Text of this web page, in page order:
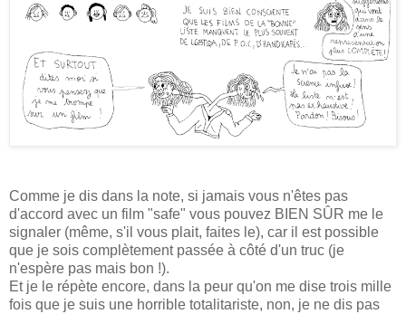
Comme je dis dans la note, si jamais vous n'êtes pas
d'accord avec un film "safe" vous pouvez BIEN SÛR me le
signaler (même, s'il vous plait, faites le), car il est possible
que je sois complètement passée à côté d'un truc (je
n'espère pas mais bon !).
Et je le répète encore, dans la peur qu'on me dise trois mille
fois que je suis une horrible totalitariste, non, je ne dis pas